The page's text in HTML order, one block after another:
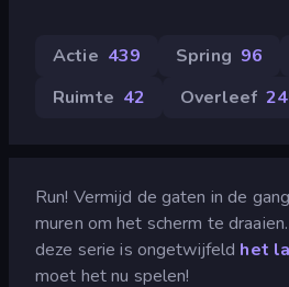
Actie 439 Spring 96
Ruimte 42 Overleef
Run! Vermijd de gaten in de
muren om het scherm te
deze serie is ongetwijfeld het
moet het nu spelen!